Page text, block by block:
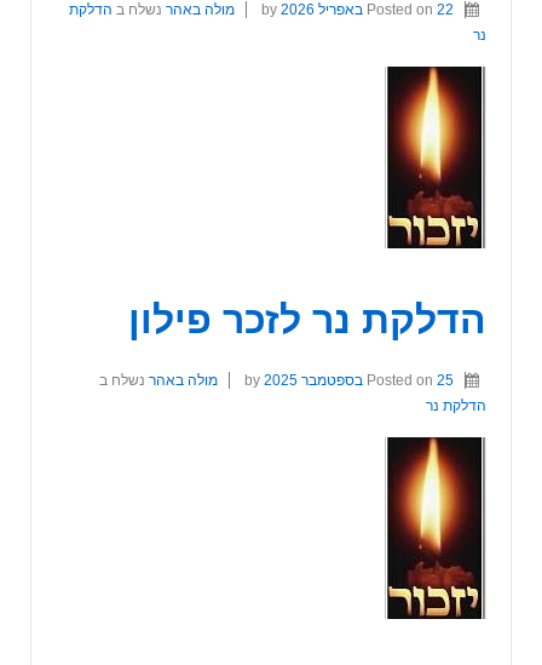
Posted on 22 באפריל 2026 מולה באהר נשלח ב הדלקת
נר
הדלקת נר לזכר פילון
Posted on 25 בספטמבר 2025 מולה באהר נשלח ב
הדלקת נר